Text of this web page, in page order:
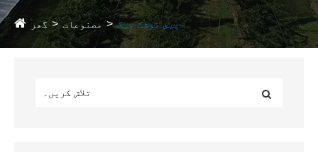
گھر مصنوعات پیئ توشک بیگ